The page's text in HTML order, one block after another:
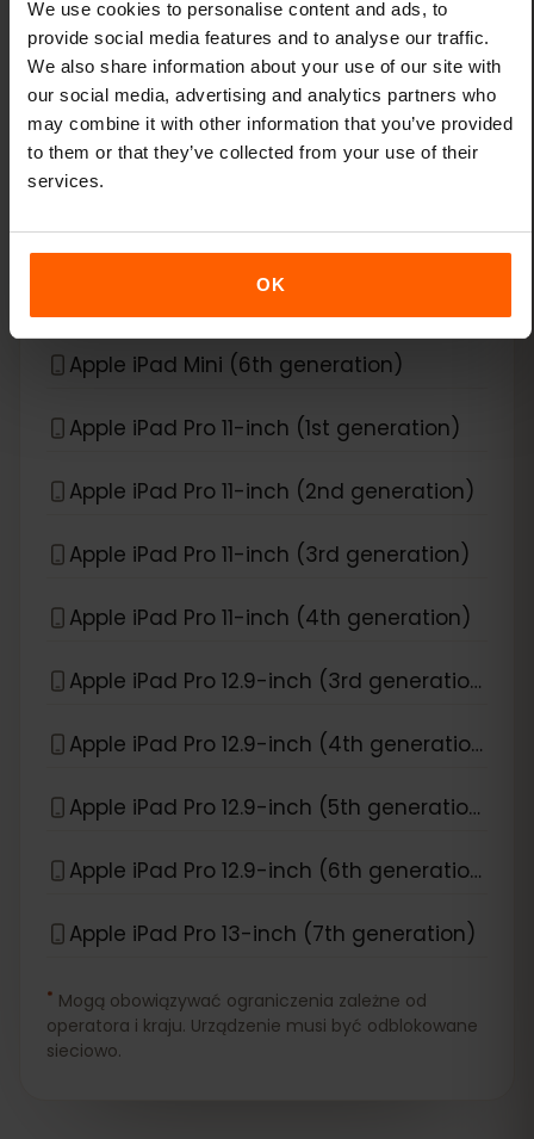
We use cookies to personalise content and ads, to
provide social media features and to analyse our traffic.
We also share information about your use of our site with
our social media, advertising and analytics partners who
may combine it with other information that you’ve provided
to them or that they’ve collected from your use of their
services.
OK
Apple iPad Air (3rd generation)
Apple iPad Air (4th generation)
Apple iPad Air (5th generation)
Apple iPad Air (6th generation)
Apple iPad Mini (6th generation)
Apple iPad Pro 11-inch (1st generation)
Apple iPad Pro 11-inch (2nd generation)
Apple iPad Pro 11-inch (3rd generation)
Apple iPad Pro 11-inch (4th generation)
Apple iPad Pro 12.9-inch (3rd generation)
Apple iPad Pro 12.9-inch (4th generation)
Apple iPad Pro 12.9-inch (5th generation)
Apple iPad Pro 12.9-inch (6th generation)
Apple iPad Pro 13-inch (7th generation)
* Mogą obowiązywać ograniczenia zależne od
operatora i kraju. Urządzenie musi być odblokowane
sieciowo.